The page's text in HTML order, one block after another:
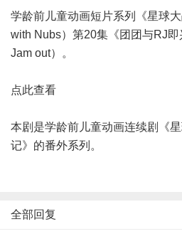
学龄前儿童动画短片系列《星球
with Nubs）第20集《团团与RJ
Jam out）。
点此查看
本剧是学龄前儿童动画连续剧《
记》的番外系列。
全部回复